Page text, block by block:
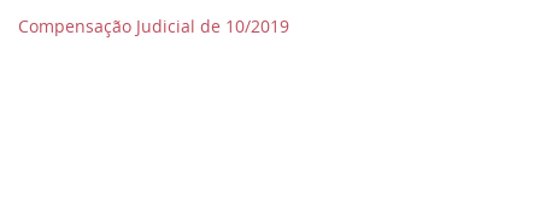
Compensação Judicial de 10/2019